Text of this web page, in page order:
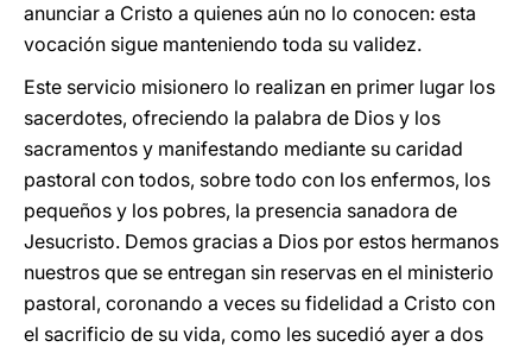
anunciar a Cristo a quienes aún no lo conocen: esta
vocación sigue manteniendo toda su validez.
Este servicio misionero lo realizan en primer lugar los
sacerdotes, ofreciendo la palabra de Dios y los
sacramentos y manifestando mediante su caridad
pastoral con todos, sobre todo con los enfermos, los
pequeños y los pobres, la presencia sanadora de
Jesucristo. Demos gracias a Dios por estos hermanos
nuestros que se entregan sin reservas en el ministerio
pastoral, coronando a veces su fidelidad a Cristo con
el sacrificio de su vida, como les sucedió ayer a dos